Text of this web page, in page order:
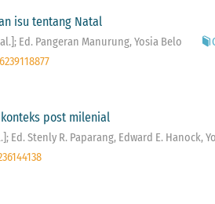
isu tentang Natal
Ed. Pangeran Manurung, Yosia Belo
post milenial
Ed. Stenly R. Paparang, Edward E. Hanock,